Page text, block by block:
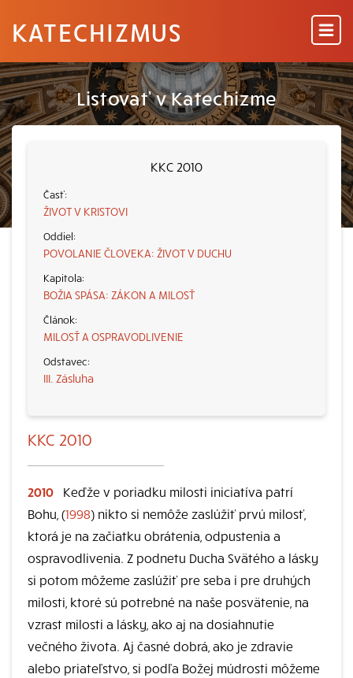
KATECHIZMUS
Listovať v Katechizme
KKC 2010
ŽIVOT V KRISTOVI
POVOLANIE ČLOVEKA: ŽIVOT V DUCHU
BOŽIA SPÁSA: ZÁKON A MILOSŤ
MILOSŤ A OSPRAVODLIVENIE
III. Zásluha
KKC 2010
2010
Keďže v poriadku milosti iniciatíva patrí
Bohu, (1998) nikto si nemôže zaslúžiť prvú milosť,
ktorá je na začiatku obrátenia, odpustenia a
ospravodlivenia. Z podnetu Ducha Svätého a lásky
si potom môžeme zaslúžiť pre seba i pre druhých
milosti, ktoré sú potrebné na naše posvätenie, na
vzrast milosti a lásky, ako aj na dosiahnutie
večného života. Aj časné dobrá, ako je zdravie
alebo priateľstvo, si podľa Božej múdrosti môžeme